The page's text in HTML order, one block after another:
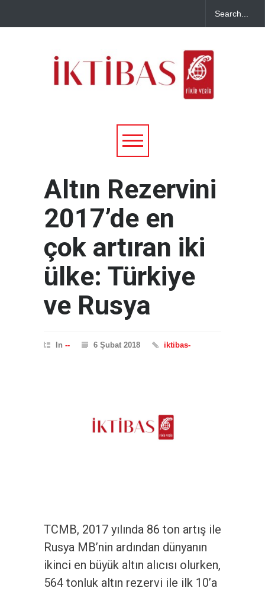
Altın Rezervini
2017’de en
çok artıran iki
ülke: Türkiye
ve Rusya
In -- 6 Şubat 2018 iktibas-
TCMB, 2017 yılında 86 ton artış ile
Rusya MB’nin ardından dünyanın
ikinci en büyük altın alıcısı olurken,
564 tonluk altın rezervi ile ilk 10’a